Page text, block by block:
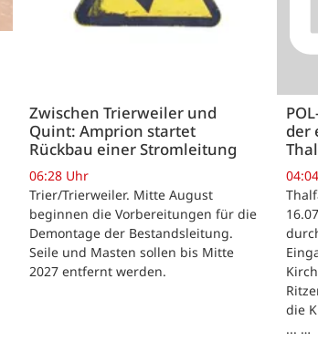
Zwischen Trierweiler und
Quint: Amprion startet
Rückbau einer Stromleitung
06:28 Uhr
Trier/Trierweiler. Mitte August
beginnen die Vorbereitungen für die
Demontage der Bestandsleitung.
Seile und Masten sollen bis Mitte
2027 entfernt werden.
der
die
... …